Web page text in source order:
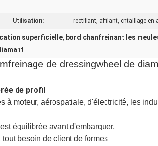
Utilisation: rectifiant, affilant, entaillage en
superficielle, bord chanfreinant les
de dressingwheel de
de profil
à moteur, aérospatiale, d'électricité, les
équilibrée avant d'embarquer,
tout besoin de client de formes